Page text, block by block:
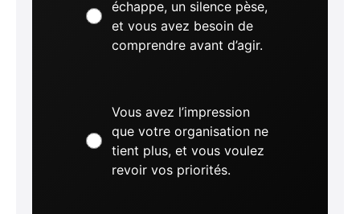
échappe, un silence pèse,
et vous avez besoin de
comprendre avant d’agir.
Vous avez l’impression
que votre organisation ne
tient plus, et vous voulez
revoir vos priorités.